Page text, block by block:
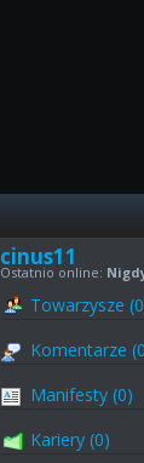
cinus11
Ostatnio online:
Towarzysze
Komentarze
Manifesty (0)
Kariery (0)